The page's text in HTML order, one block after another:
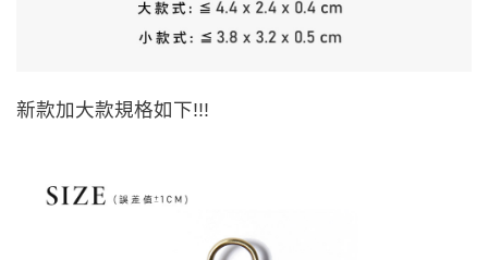
新款加大款規格如下!!!